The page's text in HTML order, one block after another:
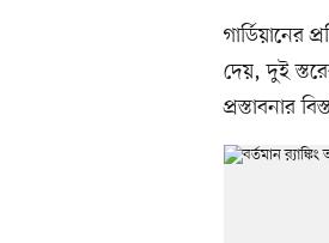
গার্ডিয়ানের
দেয়, দুই
প্রস্তাবনার